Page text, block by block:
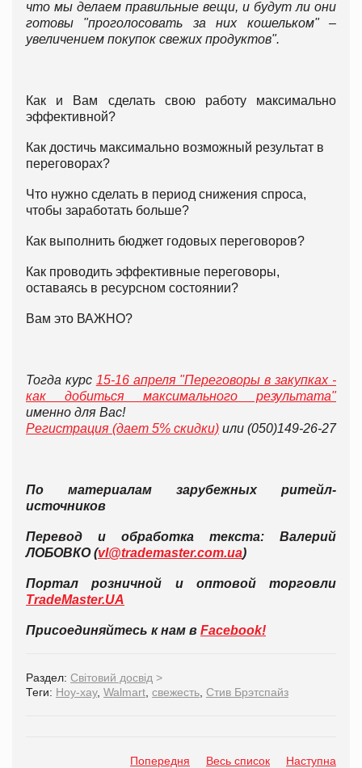
что мы делаем правильные вещи, и будут ли они
готовы "проголосовать за них кошельком" –
увеличением покупок свежих продуктов".
Как и Вам сделать свою работу максимально
эффективной?
Как достичь максимально возможный результат в
переговорах?
Что нужно сделать в период снижения спроса,
чтобы заработать больше?
Как выполнить бюджет годовых переговоров?
Как проводить эффективные переговоры,
оставаясь в ресурсном состоянии?
Вам это ВАЖНО?
Тогда курс 15-16 апреля "Переговоры в закупках -
как добиться максимального результата"
именно для Вас!
Регистрация (дает 5% скидки) или (050)149-26-27
По материалам зарубежных ритейл-
источников
Перевод и обработка текста: Валерий
ЛОБОВКО (vl@trademaster.com.ua)
Портал розничной и оптовой торговли
TradeMaster.UA
Присоединяйтесь к нам в Facebook!
Раздел: Світовий досвід >
Теги: Ноу-хау, Walmart свежесть Стив Брэтспайз
Попередня Весь список Наступна